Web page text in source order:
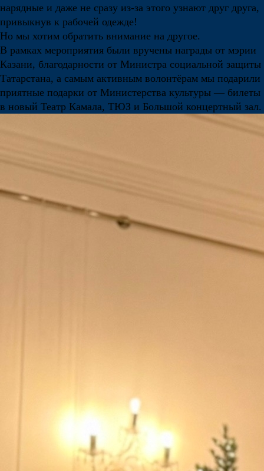
нарядные и даже не сразу из-за этого узнают друг друга,
привыкнув к рабочей одежде!
Но мы хотим обратить внимание на другое.
В рамках мероприятия были вручены награды от мэрии
Казани, благодарности от Министра социальной защиты
Татарстана, а самым активным волонтёрам мы подарили
приятные подарки от Министерства культуры — билеты
в новый Театр Камала, ТЮЗ и Большой концертный зал.